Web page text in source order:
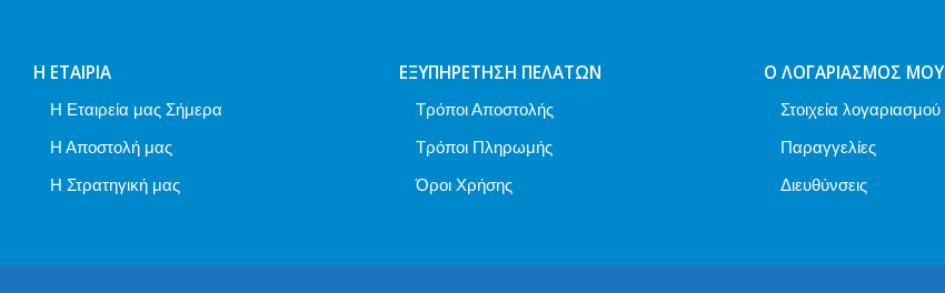
Η ΕΤΑΙΡΊΑ
Η Εταιρεία μας Σήμερα
Η Αποστολή μας
Η Στρατηγική μας
ΕΞΥΠΗΡΈΤΗΣΗ ΠΕΛΑΤΏΝ
Τρόποι Αποστολής
Τρόποι Πληρωμής
Όροι Χρήσης
Ο ΛΟΓΑΡΙΑΣΜΌΣ ΜΟΥ
Στοιχεία λογαριασμού
Παραγγελίες
Διευθύνσεις